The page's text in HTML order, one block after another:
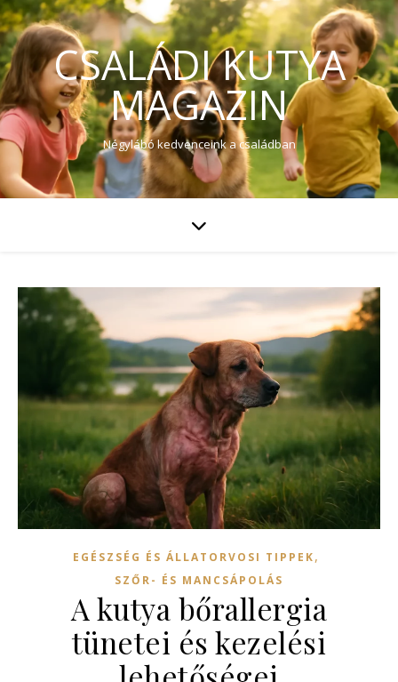
CSALÁDI KUTYA
MAGAZIN
Négylábó kedvenceink a családban
EGÉSZSÉG ÉS ÁLLATORVOSI TIPPEK,
SZŐR- ÉS MANCSÁPOLÁS
A kutya bőrallergia
tünetei és kezelési